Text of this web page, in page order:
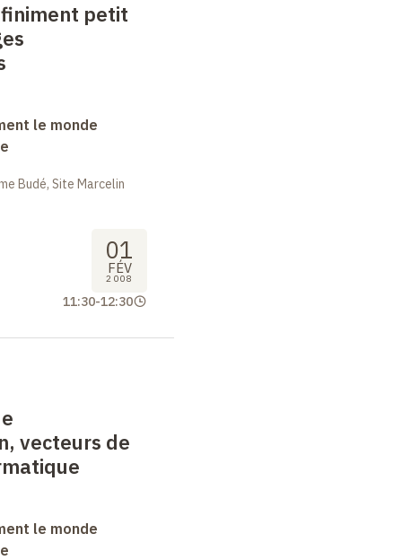
petit
le monde
Budé, Site Marcelin
01
FÉV
2008
11:30-12:30
vecteurs de
le monde